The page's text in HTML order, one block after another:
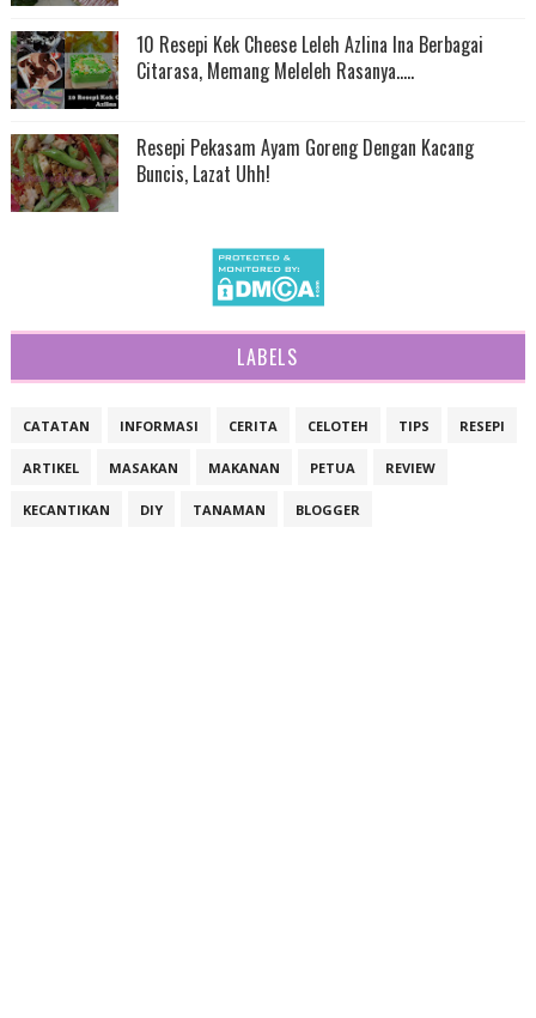
10 Resepi Kek Cheese Leleh Azlina Ina Berbagai
Citarasa, Memang Meleleh Rasanya.....
Resepi Pekasam Ayam Goreng Dengan Kacang
Buncis, Lazat Uhh!
LABELS
CATATAN INFORMASI CERITA CELOTEH TIPS RESEPI
ARTIKEL MASAKAN MAKANAN PETUA REVIEW
KECANTIKAN DIY TANAMAN BLOGGER